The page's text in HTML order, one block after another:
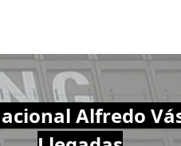
Alfredo